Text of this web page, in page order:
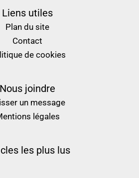
Liens utiles
Plan du site
Contact
de cookies
Nous joindre
un message
légales
les plus lus